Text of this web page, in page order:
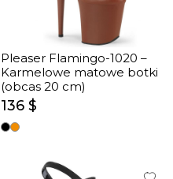
Pleaser Flamingo-1020 –
Karmelowe matowe botki
(obcas 20 cm)
136 $